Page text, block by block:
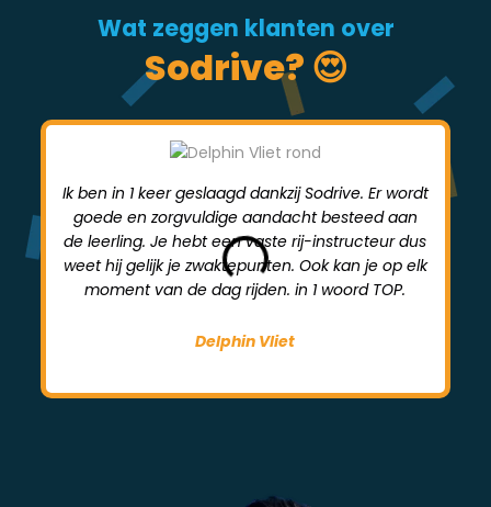
Wat zeggen klanten over
Sodrive? 😍
Ik ben in 1 keer geslaagd dankzij Sodrive. Er wordt
goede en zorgvuldige aandacht besteed aan
de leerling. Je hebt een vaste rij-instructeur dus
weet hij gelijk je zwaktepunten. Ook kan je op elk
moment van de dag rijden. in 1 woord TOP.
Delphin Vliet